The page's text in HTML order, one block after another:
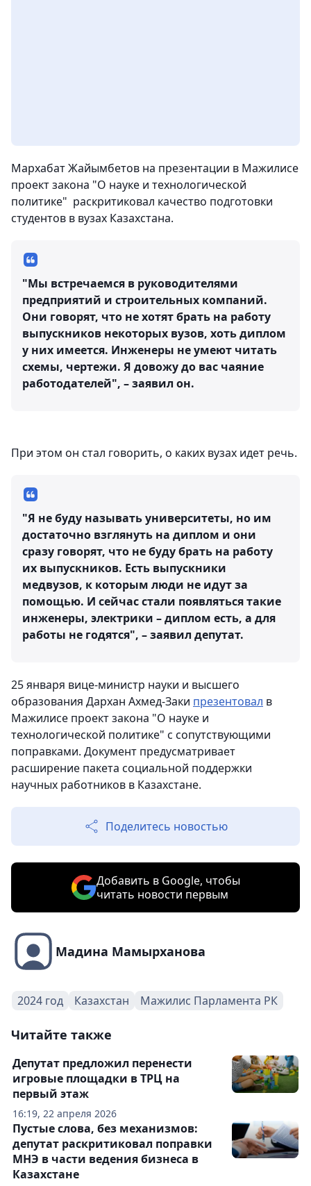
Мархабат Жайымбетов на презентации в Мажилисе
проект закона "О науке и технологической
политике" раскритиковал качество подготовки
студентов в вузах Казахстана.
"Мы встречаемся в руководителями
предприятий и строительных компаний.
Они говорят, что не хотят брать на работу
выпускников некоторых вузов, хоть диплом
у них имеется. Инженеры не умеют читать
схемы, чертежи. Я довожу до вас чаяние
работодателей", – заявил он.
При этом он стал говорить, о каких вузах идет речь.
"Я не буду называть университеты, но им
достаточно взглянуть на диплом и они
сразу говорят, что не буду брать на работу
их выпускников. Есть выпускники
медвузов, к которым люди не идут за
помощью. И сейчас стали появляться такие
инженеры, электрики – диплом есть, а для
работы не годятся", – заявил депутат.
25 января вице-министр науки и высшего
образования Дархан Ахмед-Заки презентовал в
Мажилисе проект закона "О науке и
технологической политике" с сопутствующими
поправками. Документ предусматривает
расширение пакета социальной поддержки
научных работников в Казахстане.
Поделитесь новостью
Добавить в Google, чтобы
читать новости первым
Мадина Мамырханова
2024 год Казахстан Мажилис Парламента РК
Читайте также
16:19, 22 апреля 2026
Депутат предложил перенести
игровые площадки в ТРЦ на
первый этаж
Пустые слова, без механизмов:
депутат раскритиковал поправки
МНЭ в части ведения бизнеса в
Казахстане